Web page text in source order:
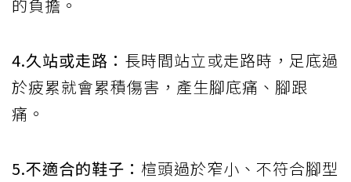
的負擔。
4.久站或走路： 長時間站立或走路時，足底過
於疲累就會累積傷害，產生腳底痛、腳跟
痛。
5.不適合的鞋子： 楦頭過於窄小、不符合腳型